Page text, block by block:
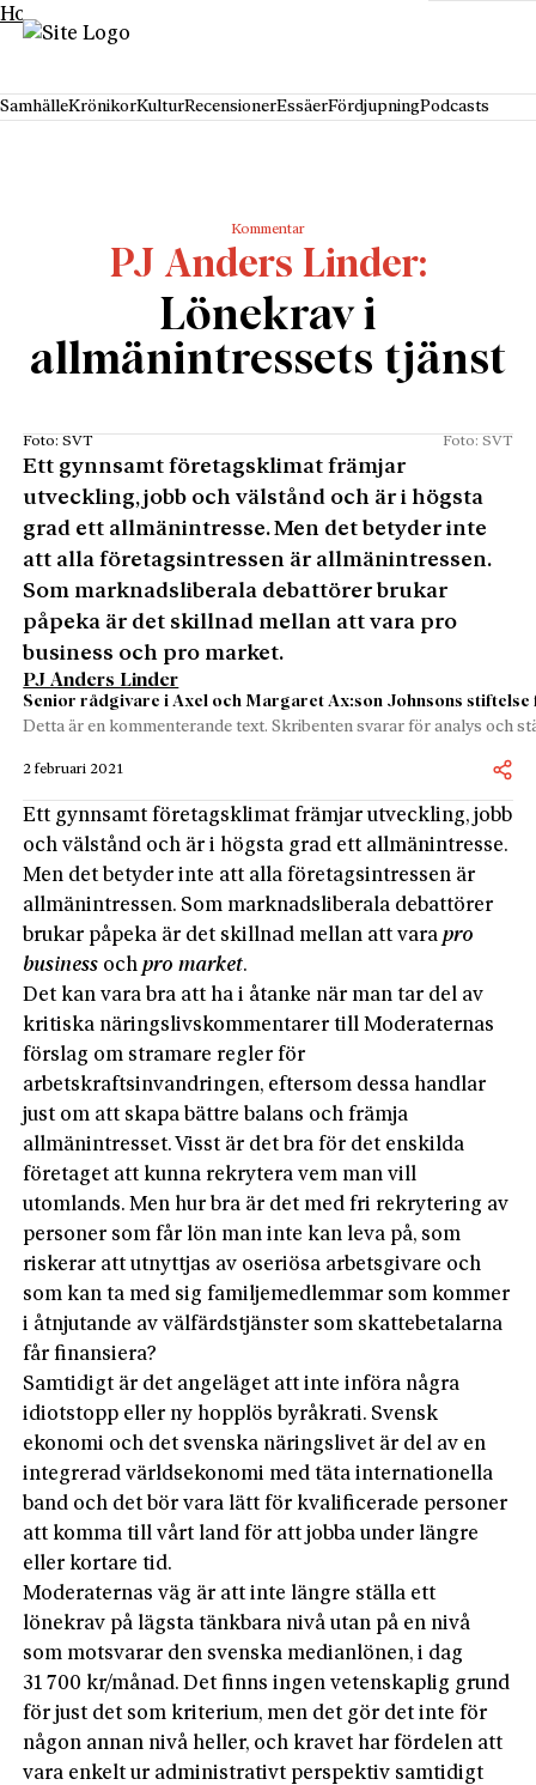
Hoppa till innehåll
SamhälleKrönikorKulturRecensionerEssäerFördjupningPodcasts
Kommentar
PJ Anders Linder
Lönekrav i
allmänintressets tjänst
Foto: SVT Foto: SVT
Ett gynnsamt företagsklimat främjar
utveckling, jobb och välstånd och är i högsta
grad ett allmänintresse. Men det betyder inte
att alla företagsintressen är allmänintressen.
Som marknadsliberala debattörer brukar
påpeka är det skillnad mellan att vara pro
business och pro market.
PJ Anders Linder
Senior rådgivare i Axel och Margaret Ax:son Johnsons stiftelse
Detta är en kommenterande text. Skribenten svarar för analys och
2 februari 2021
Ett gynnsamt företagsklimat främjar utveckling, jobb
och välstånd och är i högsta grad ett allmänintresse.
Men det betyder inte att alla företagsintressen är
allmänintressen. Som marknadsliberala debattörer
brukar påpeka är det skillnad mellan att varapro
business ochpro market.
Det kan vara bra att ha i åtanke när man tar del av
kritiska näringslivskommentarer till Moderaternas
förslag om stramare regler för
arbetskraftsinvandringen, eftersom dessa handlar
just om att skapa bättre balans och främja
allmänintresset. Visst är det bra för det enskilda
företaget att kunna rekrytera vem man vill
utomlands. Men hur bra är det med fri rekrytering av
personer som får lön man inte kan leva på, som
riskerar att utnyttjas av oseriösa arbetsgivare och
som kan ta med sig familjemedlemmar som kommer
i åtnjutande av välfärdstjänster som skattebetalarna
får finansiera?
Samtidigt är det angeläget att inte införa några
idiotstopp eller ny hopplös byråkrati. Svensk
ekonomi och det svenska näringslivet är del av en
integrerad världsekonomi med täta internationella
band och det bör vara lätt för kvalificerade personer
att komma till vårt land för att jobba under längre
eller kortare tid.
Moderaternas väg är att inte längre ställa ett
lönekrav på lägsta tänkbara nivå utan på en nivå
som motsvarar den svenska medianlönen, i dag
31 700 kr/månad. Det finns ingen vetenskaplig grund
för just det som kriterium, men det gör det inte för
någon annan nivå heller, och kravet har fördelen att
vara enkelt ur administrativt perspektiv samtidigt